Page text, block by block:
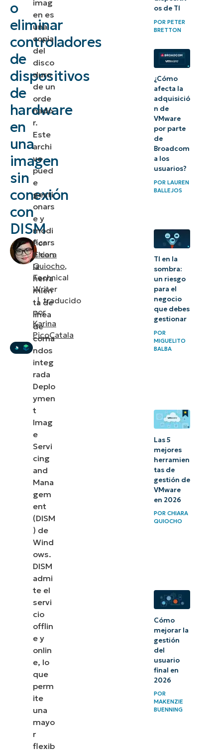
o
eliminar
controladores
de
dispositivos
de
hardware
en
una
imagen
sin
conexión
con
DISM
Por
Chiara
Quiocho,
Technical
Writer
| traducido
por
Karina
PicoCatala
de hardware
a una imagen
Eliminar
de
imagen sin
Comprender
controladores
Buenas
y
de
problemas
de
imag
en es
una
copia
del
disco
duro
de un
orde
nado
r.
Este
archi
vo
pued
e
gesti
onars
e y
modi
ficars
e con
la
herra
mien
ta de
línea
de
coma
ndos
integ
rada
Deplo
ymen
t
Imag
e
Servi
cing
and
Mana
gem
ent
(DISM
) de
Wind
ows.
DISM
admi
te el
servi
cio
offlin
e y
onlin
e, lo
que
perm
ite
una
mayo
r
flexib
os de TI
POR PETER
BRETTON
¿Cómo
afecta la
adquisició
n de
VMware
por parte
de
Broadcom
a los
usuarios?
POR LAUREN
BALLEJOS
TI en la
sombra:
un riesgo
para el
negocio
que debes
gestionar
POR
MIGUELITO
BALBA
Las 5
mejores
herramien
tas de
gestión de
VMware
en 2026
POR CHIARA
QUIOCHO
Cómo
mejorar la
gestión
del
usuario
final en
2026
POR
MAKENZIE
BUENNING